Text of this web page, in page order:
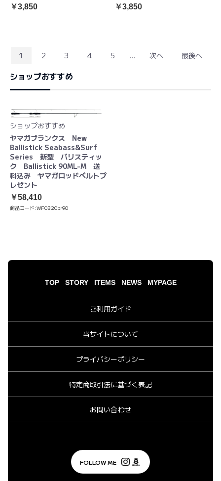
￥3,850 ￥3,850
1 2 3 4 5 ... 次へ 最後へ
ショップおすすめ
ショップおすすめ
ヤマガブランクス New
Ballistick Seabass&Surf
Series 新型 バリスティッ
ク Ballistick 90ML-M 送
料込み ヤマガロッドベルトプ
レゼント
￥58,410
商品コード:WF0320br90
TOP STORY ITEMS NEWS MYPAGE
ご利用ガイド
当サイトについて
プライバシーポリシー
特定商取引法に基づく表記
お問い合わせ
FOLLOW ME